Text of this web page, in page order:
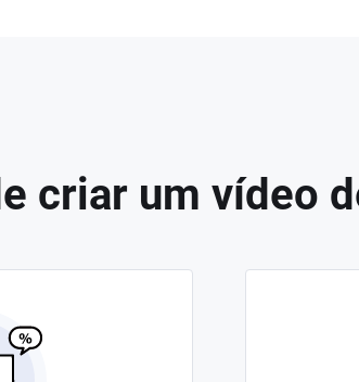
criar um vídeo